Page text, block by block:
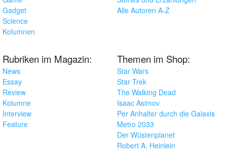
Gadget
Science
Kolumnen
Alle Autoren A-Z
Rubriken im Magazin:
News
Essay
Review
Kolumne
Interview
Feature
Themen im Shop:
Star Wars
Star Trek
The Walking Dead
Isaac Asimov
Per Anhalter durch die Galaxis
Metro 2033
Der Wüstenplanet
Robert A. Heinlein